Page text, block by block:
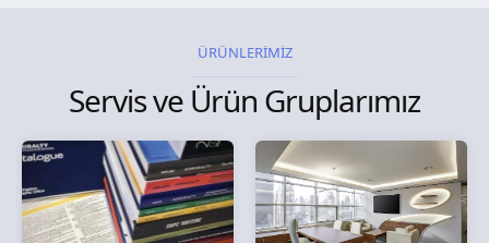
ÜRÜNLERİMİZ
Servis ve Ürün Gruplarımız